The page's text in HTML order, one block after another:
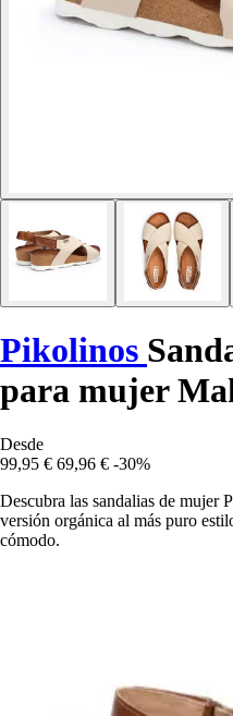
Pikolinos
para mujer
Desde
99,95 € 69,96 € -30%
Descubra las sandalias de mujer
versión orgánica al más puro
cómodo.